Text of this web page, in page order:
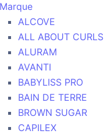
Marque
ALCOVE
ALL ABOUT CURLS
ALURAM
AVANTI
BABYLISS PRO
BAIN DE TERRE
BROWN SUGAR
CAPILEX